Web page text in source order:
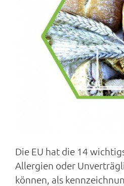
Die EU hat die 14
Allergien oder
können, als